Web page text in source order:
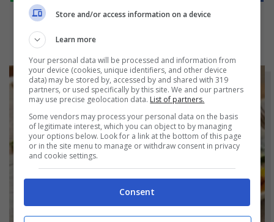
Store and/or access information on a device
Learn more
Your personal data will be processed and information from
your device (cookies, unique identifiers, and other device
data) may be stored by, accessed by and shared with 319
partners, or used specifically by this site. We and our partners
may use precise geolocation data. List of partners.
Some vendors may process your personal data on the basis
of legitimate interest, which you can object to by managing
your options below. Look for a link at the bottom of this page
or in the site menu to manage or withdraw consent in privacy
and cookie settings.
Consent